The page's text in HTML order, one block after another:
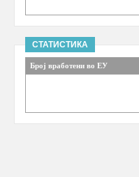
СТАТИСТИКА
Број вработени во ЕУ